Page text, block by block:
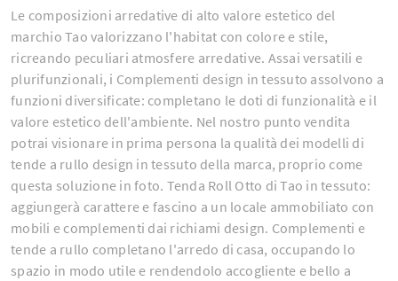
Le composizioni arredative di alto valore estetico del
marchio Tao valorizzano l'habitat con colore e stile,
ricreando peculiari atmosfere arredative. Assai versatili e
plurifunzionali, i Complementi design in tessuto assolvono a
funzioni diversificate: completano le doti di funzionalità e il
valore estetico dell'ambiente. Nel nostro punto vendita
potrai visionare in prima persona la qualità dei modelli di
tende a rullo design in tessuto della marca, proprio come
questa soluzione in foto. Tenda Roll Otto di Tao in tessuto:
aggiungerà carattere e fascino a un locale ammobiliato con
mobili e complementi dai richiami design. Complementi e
tende a rullo completano l'arredo di casa, occupando lo
spazio in modo utile e rendendolo accogliente e bello a